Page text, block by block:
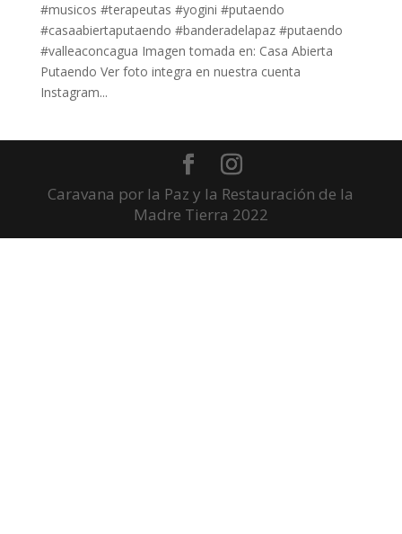
#musicos #terapeutas #yogini #putaendo
#casaabiertaputaendo #banderadelapaz #putaendo
#valleaconcagua Imagen tomada en: Casa Abierta
Putaendo Ver foto integra en nuestra cuenta
Instagram...
Caravana por la Paz y la Restauración de la
Madre Tierra 2022